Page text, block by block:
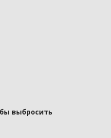
выбросить